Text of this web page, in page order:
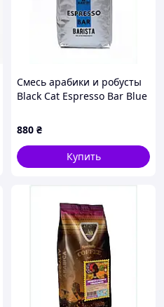
Смесь арабики и робусты
Black Cat Espresso Bar Blue
880 ₴
Купить